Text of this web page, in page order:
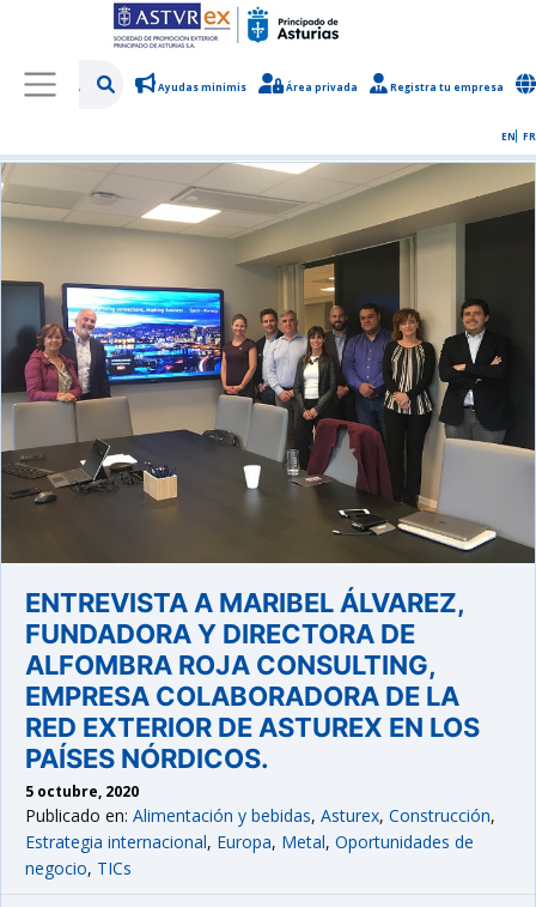
Ayudas minimis Área privada Registra tu empresa
EN FR
ENTREVISTA A MARIBEL ÁLVAREZ,
FUNDADORA Y DIRECTORA DE
ALFOMBRA ROJA CONSULTING,
EMPRESA COLABORADORA DE LA
RED EXTERIOR DE ASTUREX EN LOS
PAÍSES NÓRDICOS.
5 octubre, 2020
Publicado en: Alimentación y bebidas, Asturex, Construcción,
Estrategia internacional, Europa, Metal, Oportunidades de
negocio, TICs